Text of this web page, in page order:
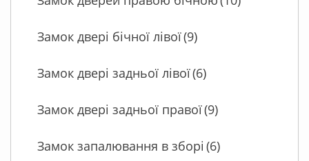
Замок двері бічної лівої(9)
Замок двері задньої лівої(6)
Замок двері задньої правої(9)
Замок запалювання в зборі (6)